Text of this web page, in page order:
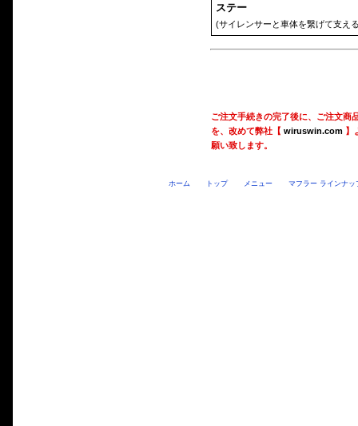
ステー
(サイレンサーと車体を繋げて支え
ご注文手続きの完了後に、ご注文商
を、改めて弊社【 wiruswin.com】
願い致します。
ホーム トップ メニュー マフラー ラインナッ